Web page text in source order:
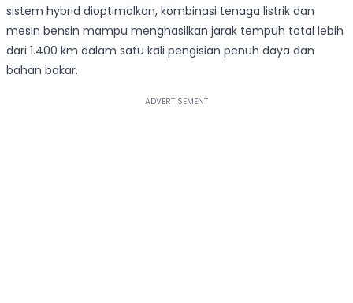
sistem hybrid dioptimalkan, kombinasi tenaga listrik dan
mesin bensin mampu menghasilkan jarak tempuh total lebih
dari 1.400 km dalam satu kali pengisian penuh daya dan
bahan bakar.